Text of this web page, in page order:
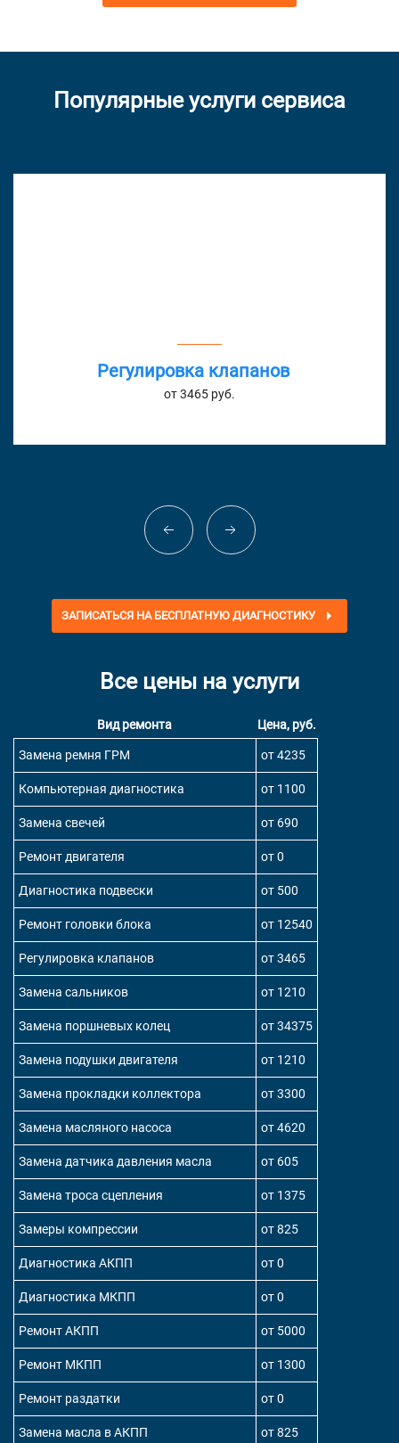
Популярные услуги сервиса
Регулировка клапанов
от 3465 руб.
ЗАПИСАТЬСЯ НА БЕСПЛАТНУЮ ДИАГНОСТИКУ
Все цены на услуги
Вид ремонта
Цена, руб.
Замена ремня ГРМ
от 4235
Компьютерная диагностика от 1100
Замена свечей от 690
Ремонт двигателя от 0
Диагностика подвески от 500
Ремонт головки блока от 12540
Регулировка клапанов от 3465
Замена сальников от 1210
Замена поршневых колец от 34375
Замена подушки двигателя от 1210
Замена прокладки коллектора от 3300
Замена масляного насоса от 4620
Замена датчика давления масла от 605
Замена троса сцепления от 1375
Замеры компрессии от 825
Диагностика АКПП от 0
Диагностика МКПП от 0
Ремонт АКПП от 5000
Ремонт МКПП от 1300
Ремонт раздатки от 0
Замена масла в АКПП от 825